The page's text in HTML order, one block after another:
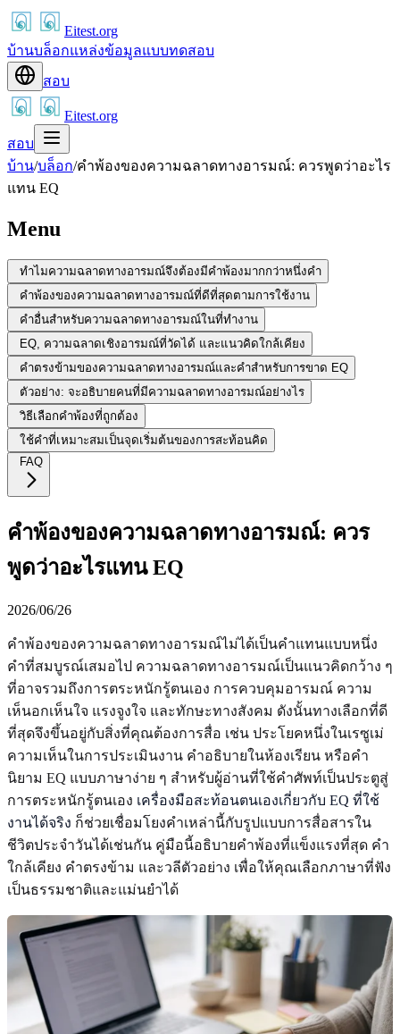
Eitest.org
บ้านบล็อกแหล่งข้อมูลแบบทดสอบ
สอบ
Eitest.org
สอบ
บ้าน/บล็อก/คำพ้องของความฉลาดทางอารมณ์: ควรพูดว่าอะไร
แทน EQ
Menu
ทำไมความฉลาดทางอารมณ์จึงต้องมีคำพ้องมากกว่าหนึ่งคำ
คำพ้องของความฉลาดทางอารมณ์ที่ดีที่สุดตามการใช้งาน
คำอื่นสำหรับความฉลาดทางอารมณ์ในที่ทำงาน
EQ, ความฉลาดเชิงอารมณ์ที่วัดได้ และแนวคิดใกล้เคียง
คำตรงข้ามของความฉลาดทางอารมณ์และคำสำหรับการขาด EQ
ตัวอย่าง: จะอธิบายคนที่มีความฉลาดทางอารมณ์อย่างไร
วิธีเลือกคำพ้องที่ถูกต้อง
ใช้คำที่เหมาะสมเป็นจุดเริ่มต้นของการสะท้อนคิด
FAQ
คำพ้องของความฉลาดทางอารมณ์: ควร
พูดว่าอะไรแทน EQ
2026/06/26
คำพ้องของความฉลาดทางอารมณ์ไม่ได้เป็นคำแทนแบบหนึ่ง
คำที่สมบูรณ์เสมอไป ความฉลาดทางอารมณ์เป็นแนวคิดกว้าง ๆ
ที่อาจรวมถึงการตระหนักรู้ตนเอง การควบคุมอารมณ์ ความ
เห็นอกเห็นใจ แรงจูงใจ และทักษะทางสังคม ดังนั้นทางเลือกที่ดี
ที่สุดจึงขึ้นอยู่กับสิ่งที่คุณต้องการสื่อ เช่น ประโยคหนึ่งในเรซูเม่
ความเห็นในการประเมินงาน คำอธิบายในห้องเรียน หรือคำ
นิยาม EQ แบบภาษาง่าย ๆ สำหรับผู้อ่านที่ใช้คำศัพท์เป็นประตูสู่
การตระหนักรู้ตนเอง เครื่องมือสะท้อนตนเองเกี่ยวกับ EQ ที่ใช้
งานได้จริง ก็ช่วยเชื่อมโยงคำเหล่านี้กับรูปแบบการสื่อสารใน
ชีวิตประจำวันได้เช่นกัน คู่มือนี้อธิบายคำพ้องที่แข็งแรงที่สุด คำ
ใกล้เคียง คำตรงข้าม และวลีตัวอย่าง เพื่อให้คุณเลือกภาษาที่ฟัง
เป็นธรรมชาติและแม่นยำได้